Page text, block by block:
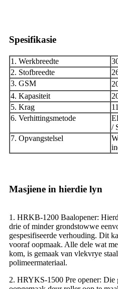
Spesifikasie
1. Werkbreedte
2. Stofbreedte
3. GSM
4. Kapasiteit
5. Krag
6. Verhittingsmetode
/
7. Opvangstelsel
Masjiene in hierdie lyn
1. HRKB-1200 Baalopener:
drie of minder grondstowwe
gespesifiseerde verhouding. Dit
vooraf oopmaak. Alle dele wat
kom, is gemaak van vlekvrye
polimeermateriaal.
2. HRYKS-1500 Pre opener: